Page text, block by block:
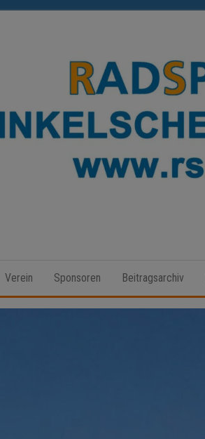
Dinkelscherben
e.V.
Verein Sponsoren Beitragsarchiv